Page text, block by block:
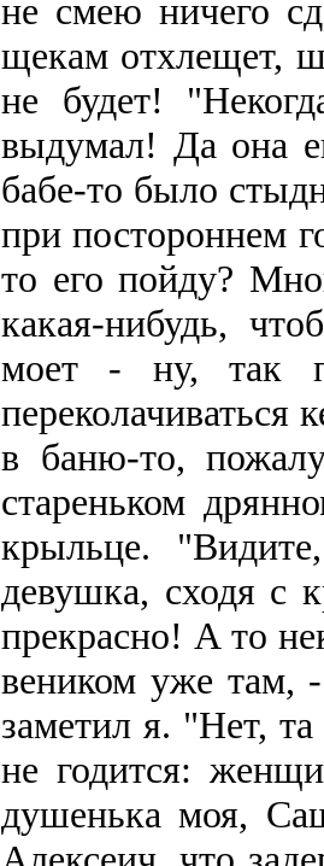
не смею ничего
щекам отхлещет,
не будет!
выдумал! Да она
бабе-то было
при постороннем
то его пойду?
какая-нибудь,
моет - ну, так
переколачиваться
в баню-то,
стареньком
крыльце.
девушка, сходя с
прекрасно! А то
веником уже там,
заметил я. "Нет,
не годится:
душенька моя,